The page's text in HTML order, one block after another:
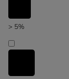
Unser Favorit
> 5%